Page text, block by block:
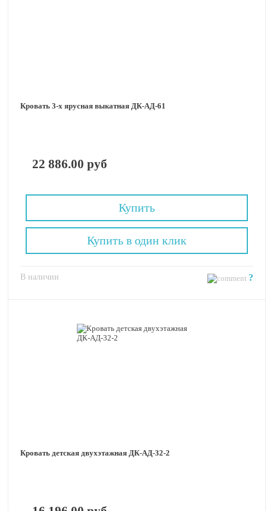
Кровать 3-х ярусная выкатная ДК-АД-61
22 886.00 руб
Купить
В наличии ?
Купить в один клик
Кровать детская двухэтажная ДК-АД-32-2